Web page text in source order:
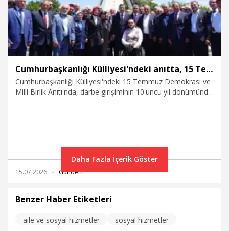
Cumhurbaşkanlığı Külliyesi'ndeki anıtta, 15 Temmuz şehitleri anıldı
Cumhurbaşkanlığı Külliyesi'ndeki 15 Temmuz Demokrasi ve
Milli Birlik Anıtı'nda, darbe girişiminin 10'uncu yıl dönümünde
15.07.2026 Gündem
Daha Fazla İçerik Göster
Benzer Haber Etiketleri
aile ve sosyal hizmetler
sosyal hizmetler